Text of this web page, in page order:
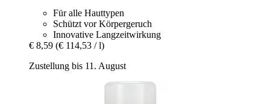
Für alle Hauttypen
Schützt vor Körpergeruch
Innovative Langzeitwirkung
€ 8,59 (€ 114,53 / l)
Zustellung bis 11. August